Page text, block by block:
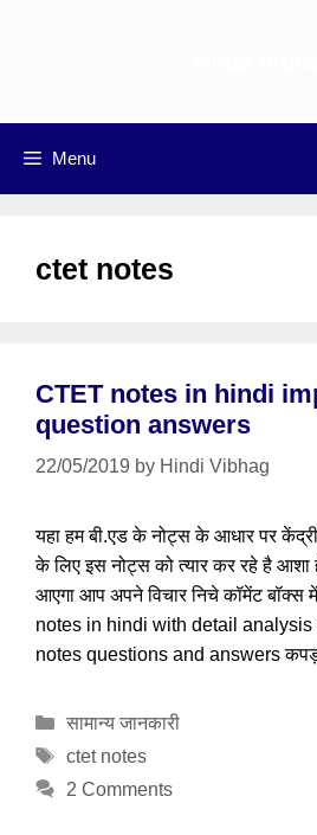
Menu
ctet notes
CTET notes in hindi
question answers
22/05/2019 by Hindi Vibhag
यहा हम बी.एड के नोट्स के आधार पर केंद्रीय
के लिए इस नोट्स को त्यार कर रहे है
आएगा आप अपने विचार निचे कॉमेंट
notes in hindi with detail
notes questions and answers
Categories
सामान्य जानकारी
Tags
ctet notes
2 Comments